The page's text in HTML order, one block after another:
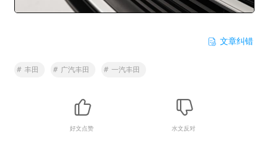
文章纠错
# 丰田 # 广汽丰田 # 一汽丰田
好文点赞 水文反对